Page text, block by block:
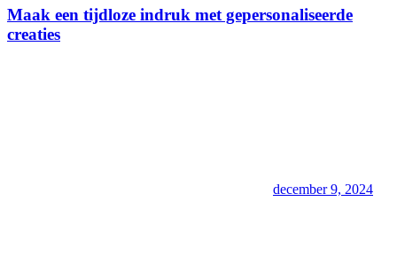
Maak een tijdloze indruk met gepersonaliseerde
creaties
december 9, 2024